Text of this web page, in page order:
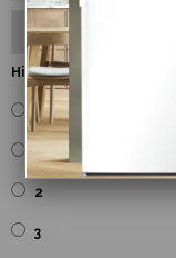
Hizmet Puanı
0
2
3